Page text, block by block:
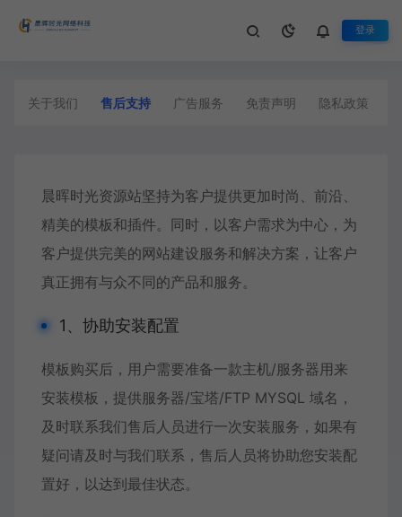
登录
关于我们 售后支持 广告服务 免责声明 隐私政策
晨晖时光资源站坚持为客户提供更加时尚、前沿、
精美的模板和插件。同时，以客户需求为中心，为
客户提供完美的网站建设服务和解决方案，让客户
真正拥有与众不同的产品和服务。
1、协助安装配置
模板购买后，用户需要准备一款主机/服务器用来
安装模板，提供服务器/宝塔/FTP MYSQL 域名，
及时联系我们售后人员进行一次安装服务，如果有
疑问请及时与我们联系，售后人员将协助您安装配
置好，以达到最佳状态。